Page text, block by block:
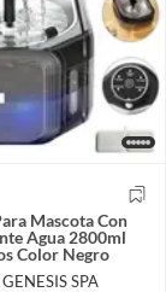
Mascota Con
Agua 2800ml
Color Negro
SPA